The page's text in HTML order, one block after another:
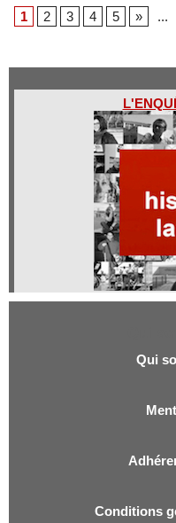
1
2 3 4 5 » ...
Qui
Conditions